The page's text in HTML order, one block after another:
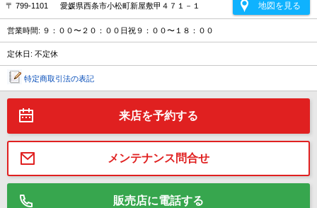
〒 799-1101 愛媛県西条市小松町新屋敷甲４７１－１ 地図を見る
営業時間: ９：００〜２０：００日祝９：００〜１８：００
定休日: 不定休
特定商取引法の表記
来店を予約する
メンテナンス問合せ
販売店に電話する